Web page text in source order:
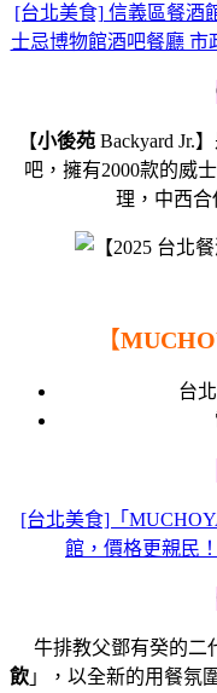
[台北美食] 信義區餐酒
士忌博物館酒吧餐廳 市
【小後苑Backyard Jr.
吧，擁有2000款的威
理，中西合
【
台
[台北美食]「
館，價格更親民
牛排教父鄧有癸的二
飲 」，以全新的用餐氛